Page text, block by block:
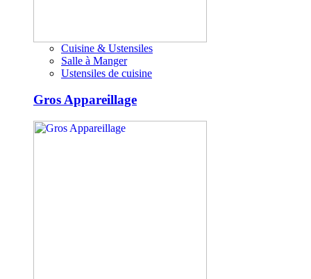
Cuisine & Ustensiles
Salle à Manger
Ustensiles de cuisine
Gros Appareillage